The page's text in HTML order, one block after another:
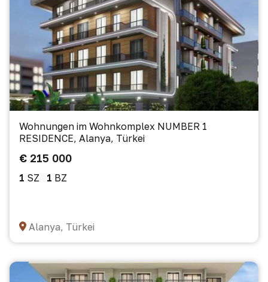
Wohnungen im Wohnkomplex NUMBER 1
RESIDENCE, Alanya, Türkei
€ 215 000
1 SZ 1 BZ
Alanya, Türkei